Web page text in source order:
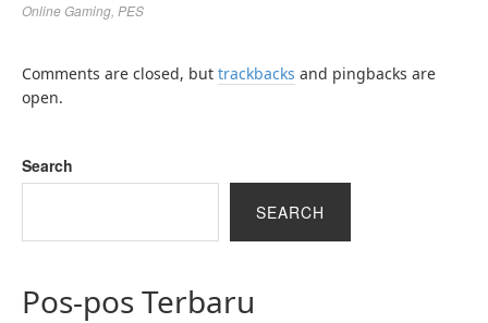
Online Gaming PES
Comments are closed, but trackbacks and pingbacks are
open.
Search
SEARCH
Pos-pos Terbaru